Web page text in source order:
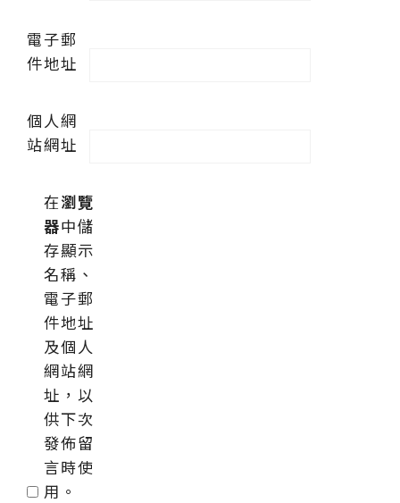
電子郵
件地址
個人網
站網址
在瀏覽
器中儲
存顯示
名稱、
電子郵
件地址
及個人
網站網
址，以
供下次
發佈留
言時使
用。